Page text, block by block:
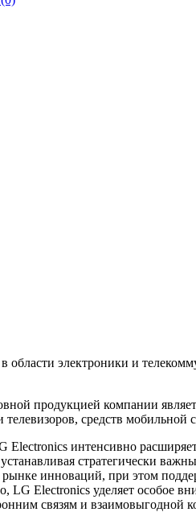
электроники и
продукцией компании
средств мобильной
интенсивно
стратегически
рынке инноваций, при этом
LG Electronics уделяет особое
связям и